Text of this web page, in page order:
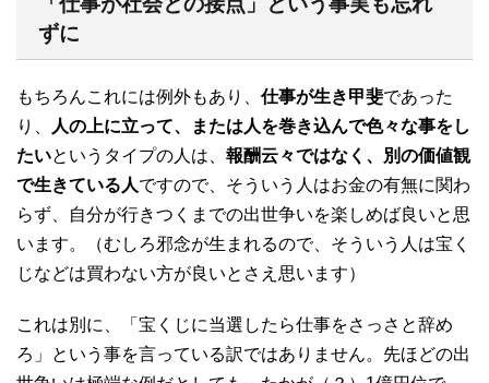
ずに
もちろんこれには例外もあり、 仕事が生き甲斐であった
り、
人の上に立って、または人を巻き込んで色々な事をし
たいというタイプの人は、 報酬云々ではなく、別の価値観
で生きている人ですので、そういう人はお金の有無に関わ
らず、自分が行きつくまでの出世争いを楽しめば良いと思
います。（むしろ邪念が生まれるので、そういう人は宝く
じなどは買わない方が良いとさえ思います）
これは別に、「宝くじに当選したら仕事をさっさと辞め
ろ」という事を言っている訳ではありません。先ほどの出